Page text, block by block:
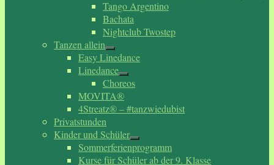
Tango Argentino
Bachata
Nightclub Twostep
Tanzen allein
Easy Linedance
Linedance
Choreos
MOVITA®
4Streatz® – #tanzwiedubist
Privatstunden
Kinder und Schüler
Sommerferienprogramm
Kurse für Schüler ab der 9. Klasse